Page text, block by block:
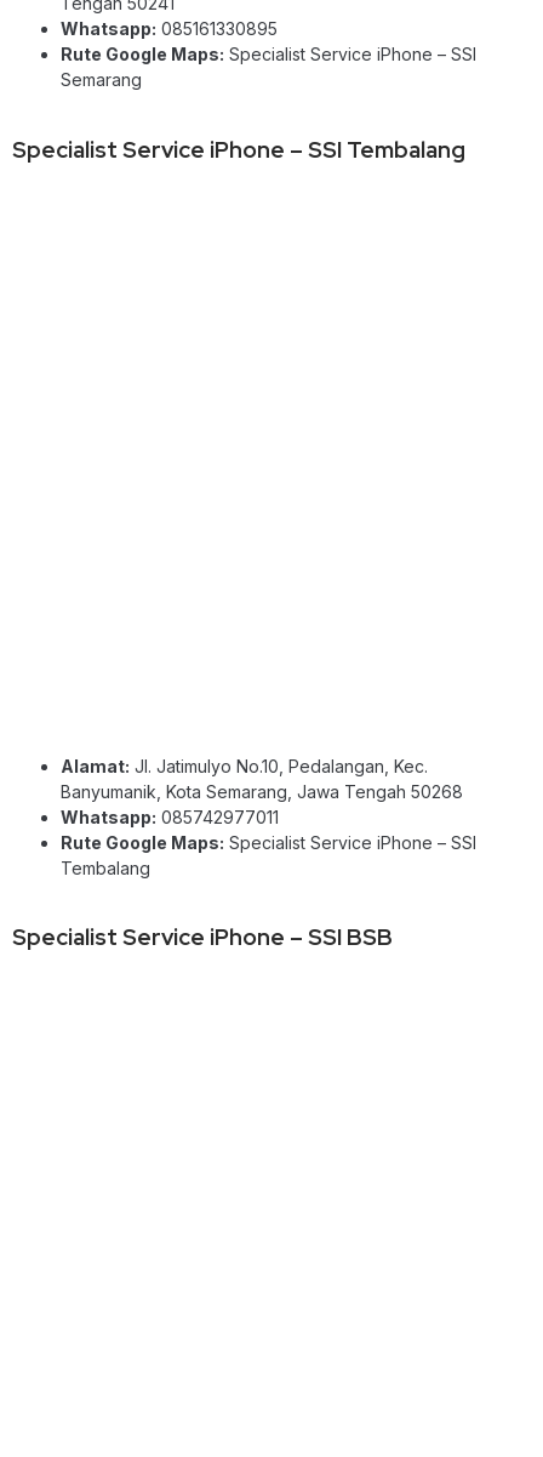
Whatsapp: 085161330895
Rute Google Maps: Specialist Service iPhone – SSI
Semarang
Specialist Service iPhone – SSI Tembalang
Alamat: Jl. Jatimulyo No.10, Pedalangan, Kec.
Banyumanik, Kota Semarang, Jawa Tengah 50268
Whatsapp: 085742977011
Rute Google Maps: Specialist Service iPhone – SSI
Tembalang
Specialist Service iPhone – SSI BSB